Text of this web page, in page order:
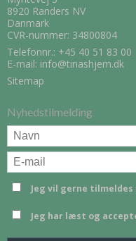
8920 Randers NV
Danmark
CVR-nummer: 34800804
Telefonnr.: +45 40 51 83 00
E-mail: info@tinashjem.dk
Sitemap
Nyhedstilmelding
Jeg vil gerne
Jeg har læst og